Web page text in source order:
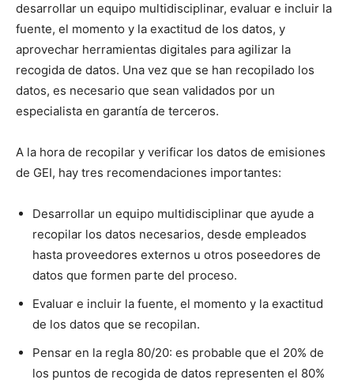
desarrollar un equipo multidisciplinar, evaluar e incluir la
fuente, el momento y la exactitud de los datos, y
aprovechar herramientas digitales para agilizar la
recogida de datos. Una vez que se han recopilado los
datos, es necesario que sean validados por un
especialista en garantía de terceros.
A la hora de recopilar y verificar los datos de emisiones
de GEI, hay tres recomendaciones importantes:
Desarrollar un equipo multidisciplinar que ayude a
recopilar los datos necesarios, desde empleados
hasta proveedores externos u otros poseedores de
datos que formen parte del proceso.
Evaluar e incluir la fuente, el momento y la exactitud
de los datos que se recopilan.
Pensar en la regla 80/20: es probable que el 20% de
los puntos de recogida de datos representen el 80%